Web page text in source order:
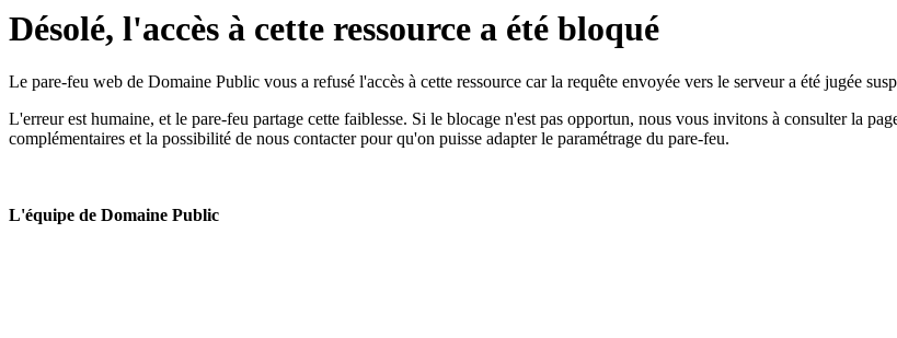
Désolé, l'accès à cette ressource a été bloqué
Le pare-feu web de Domaine Public vous a refusé l'accès à cette ressource car la requête envoyée vers le serveur a été jugée
L'erreur est humaine, et le pare-feu partage cette faiblesse. Si le blocage n'est pas opportun, nous vous invitons à consulter la
complémentaires et la possibilité de nous contacter pour qu'on puisse adapter le paramétrage du pare-feu.
L'équipe de Domaine Public